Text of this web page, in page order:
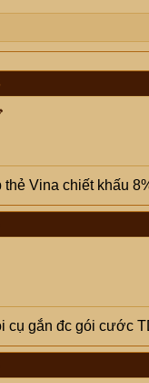
thẻ Vina chiết khấu
cụ gắn đc gói cước